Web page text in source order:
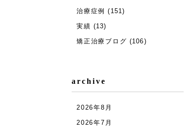
治療症例 (151)
実績 (13)
矯正治療ブログ (106)
archive
2026年8月
2026年7月